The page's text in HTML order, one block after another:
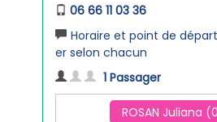
06 66 11 03 36
Horaire et point de
er selon chacun
1 Passager
ROSAN Juliana